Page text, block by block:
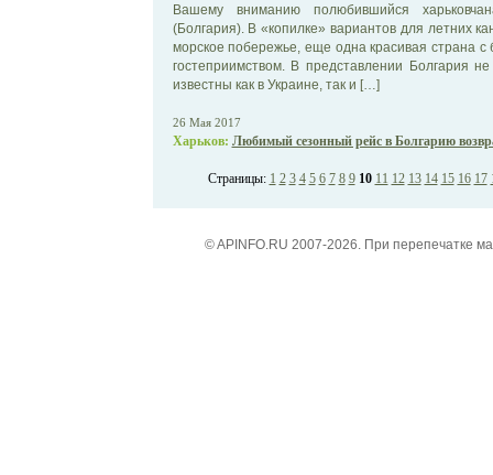
Вашему вниманию полюбившийся
(Болгария). В «копилке» вариантов для летних
морское побережье, еще одна красивая страна с
гостеприимством. В представлении Болгария
известны как в Украине, так и […]
26 Мая 2017
Харьков: Любимый сезонный рейс в Болгарию
Страницы: 1 2 3 4 5 6 7 8 9 10 11 12 13 14 15 16 17
© APINFO.RU 2007-2026. При перепечатке